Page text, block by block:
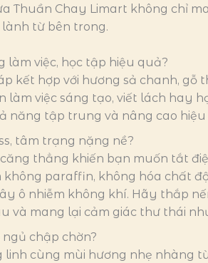
Thuần Chay Limart không chỉ
từ bên trong.
làm việc, học tập hiệu quả?
kết hợp với hương sả chanh,
làm việc sáng tạo, viết lách hay
năng tập trung và nâng cao hiệu
tâm trạng nặng nề?
thẳng khiến bạn muốn tắt
không paraffin, không hóa chất
ô nhiễm không khí. Hãy thắp
và mang lại cảm giác thư thái
ngủ chập chờn?
linh cùng mùi hương nhẹ nhàng